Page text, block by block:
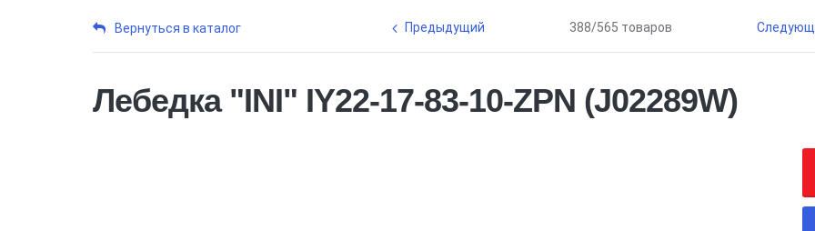
Вернуться в каталог Предыдущий 388/565 товаров
Лебедка "INI" IY22-17-83-10-ZPN (J02289W)